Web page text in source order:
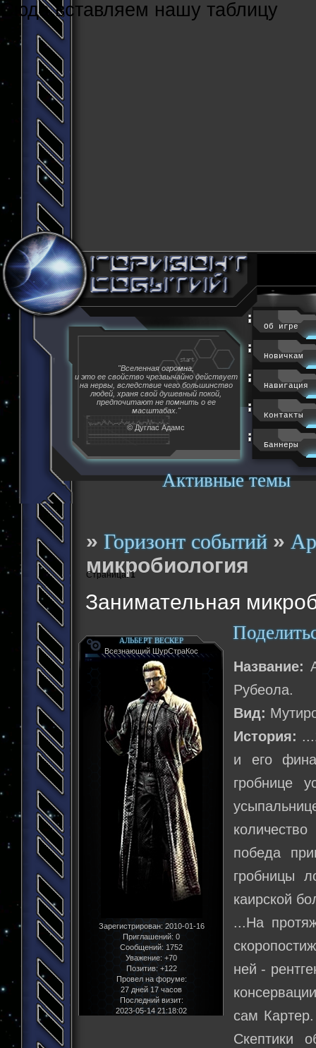
Cюда вставляем нашу таблицу
Активные темы
"Вселенная огромна,
и это ее свойство чрезвычайно действует
на нервы, вследствие чего большинство
людей, храня свой душевный покой,
предпочитают не помнить о ее
масштабах."
© Дуглас Адамс
Об игре
Новичкам
Навигация
Контакты
Баннеры
»Горизонт событий »
микробиология
Занимательная
Страница:1
АЛЬБЕРТ ВЕСКЕР
Всезнающий ШурСтраКос
Зарегистрирован: 2010-01-16
Приглашений: 0
Сообщений: 1752
Уважение: +70
Позитив: +122
Провел на форуме:
27 дней 17 часов
Последний визит:
2023-05-14 21:18:02
Название:
Рубеола.
Вид:
История:
и его
гробнице
победа
гробницы
каирской
...На
ней -
сам
Скептики